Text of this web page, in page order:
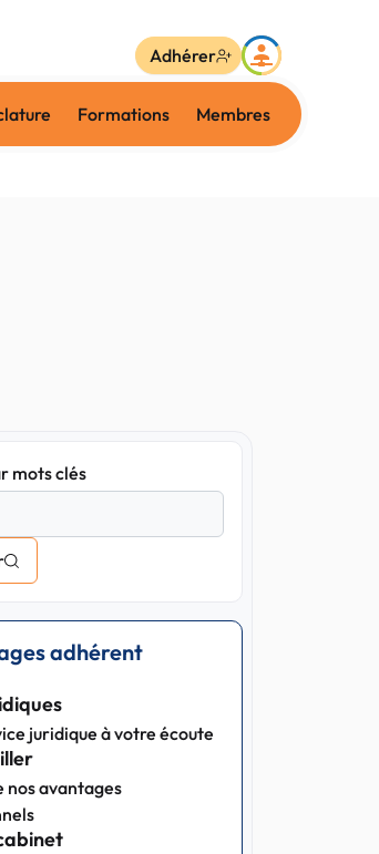
Formations Membres
Adhérer
mots clés
adhérent
juridique à votre écoute
nos avantages